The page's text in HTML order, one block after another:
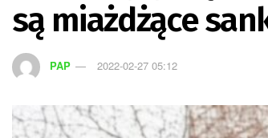
są miażdżące
PAP 2022-02-27 05:12